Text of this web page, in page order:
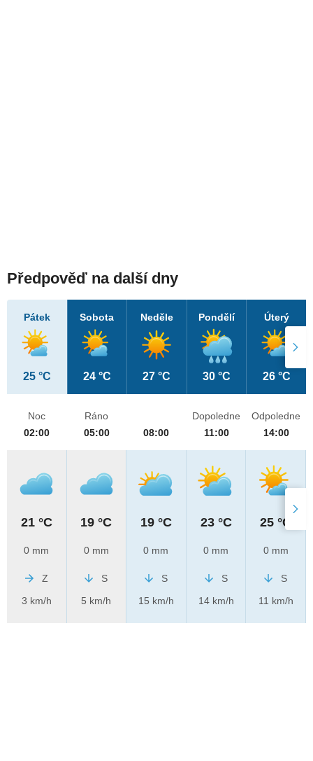
Předpověď na další dny
Pátek
25 °C
Sobota
24 °C
Neděle
27 °C
Pondělí
30 °C
Úterý
26 °C
Noc
02:00
21 °C
0 mm
Z
3 km/h
Ráno
05:00
19 °C
0 mm
S
5 km/h
08:00
19 °C
0 mm
S
15 km/h
Dopoledne
11:00
23 °C
0 mm
S
14 km/h
Odpoledne
14:00
25 °C
0 mm
S
11 km/h